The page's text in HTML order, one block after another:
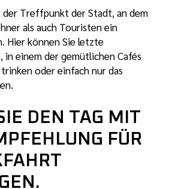
Treffpunkt der Stadt, an dem
als auch Touristen ein
Hier können Sie letzte
in einem der gemütlichen Cafés
oder einfach nur das
DEN TAG MIT
FÜR